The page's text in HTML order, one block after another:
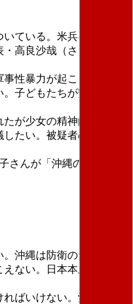
ている。米兵による性
高良沙哉（さちか）さ
性暴力が起こり続けて
子どもたちが安心して
が少女の精神的苦痛は
たい。被疑者の身柄は
んが「沖縄の問題を沖
沖縄は防衛のためにレ
ない。日本本土防衛の
ばいけない。沖縄に基